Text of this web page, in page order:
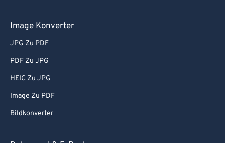
Image Konverter
JPG Zu PDF
PDF Zu JPG
HEIC Zu JPG
Image Zu PDF
Bildkonverter